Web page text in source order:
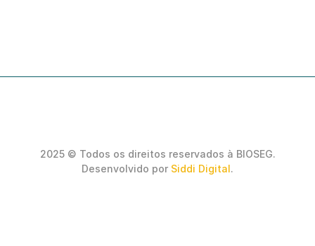
2025 © Todos os direitos reservados à BIOSEG.
Desenvolvido por Siddi Digital.